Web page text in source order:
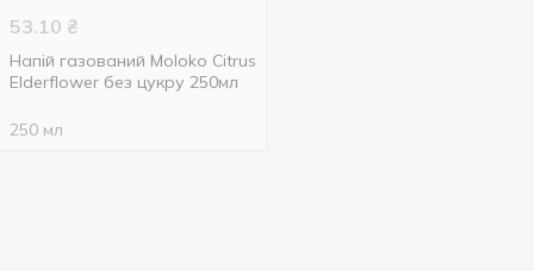
53.10 ₴
Напій газований Moloko Citrus
Elderflower без цукру 250мл
250 мл